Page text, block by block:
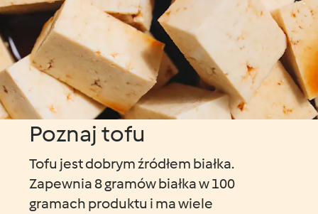
Poznaj tofu
Tofu jest dobrym źródłem białka.
Zapewnia 8 gramów białka w 100
gramach produktu i ma wiele